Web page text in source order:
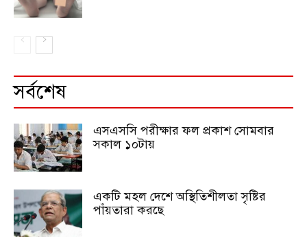
সর্বশেষ
এসএসসি পরীক্ষার ফল প্রকাশ সোমবার
সকাল ১০টায়
একটি মহল দেশে অস্থিতিশীলতা সৃষ্টির
পাঁয়তারা করছে